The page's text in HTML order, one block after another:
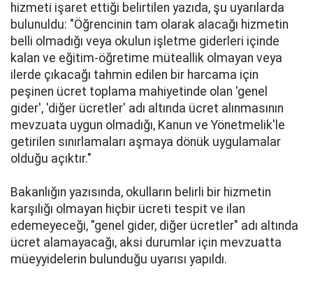
hizmeti işaret ettiği belirtilen yazıda, şu uyarılarda
bulunuldu: "Öğrencinin tam olarak alacağı hizmetin
belli olmadığı veya okulun işletme giderleri içinde
kalan ve eğitim-öğretime müteallik olmayan veya
ilerde çıkacağı tahmin edilen bir harcama için
peşinen ücret toplama mahiyetinde olan 'genel
gider', 'diğer ücretler' adı altında ücret alınmasının
mevzuata uygun olmadığı, Kanun ve Yönetmelik'le
getirilen sınırlamaları aşmaya dönük uygulamalar
olduğu açıktır."
Bakanlığın yazısında, okulların belirli bir hizmetin
karşılığı olmayan hiçbir ücreti tespit ve ilan
edemeyeceği, "genel gider, diğer ücretler" adı altında
ücret alamayacağı, aksi durumlar için mevzuatta
müeyyidelerin bulunduğu uyarısı yapıldı.